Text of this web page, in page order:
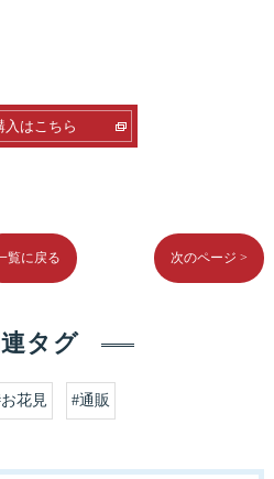
入はこちら
覧に戻る 次のページ >
タグ
花見 #通販